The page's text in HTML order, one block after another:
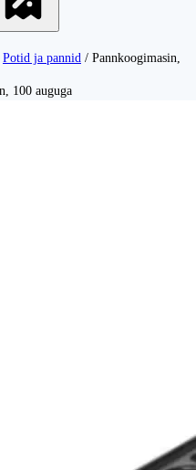
Potid ja pannid / Pannkoogimasin,
100 auguga